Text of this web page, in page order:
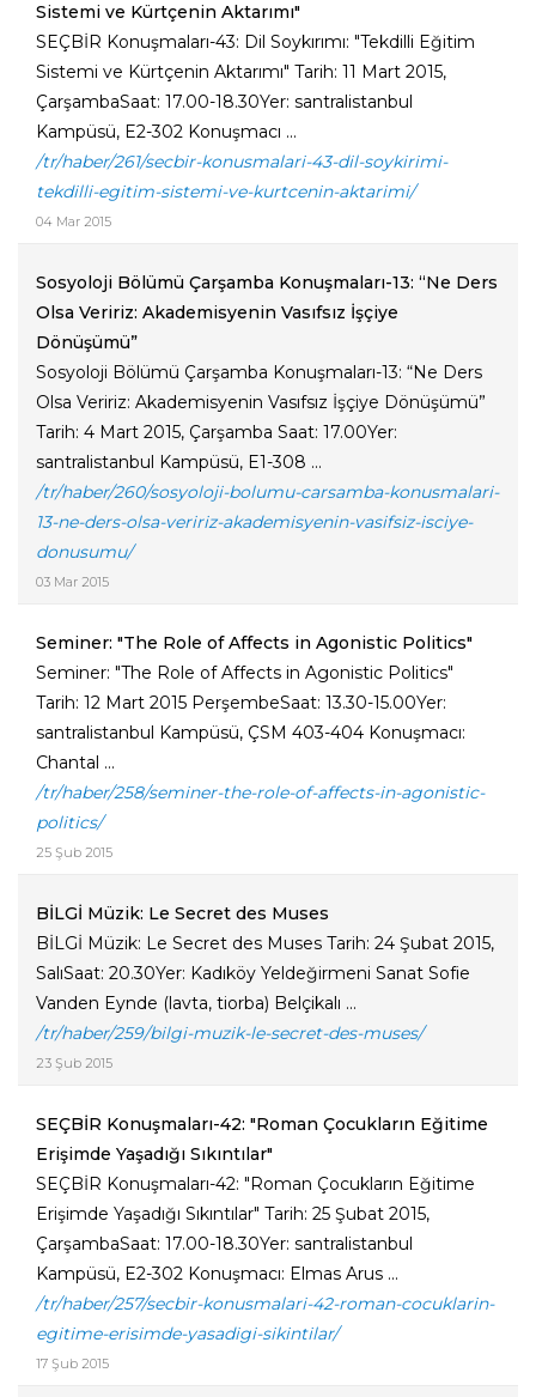
Sistemi ve Kürtçenin Aktarımı"
SEÇBİR Konuşmaları-43: Dil Soykırımı: "Tekdilli Eğitim
Sistemi ve Kürtçenin Aktarımı" Tarih: 11 Mart 2015,
ÇarşambaSaat: 17.00-18.30Yer: santralistanbul
Kampüsü, E2-302 Konuşmacı ...
/tr/haber/261/secbir-konusmalari-43-dil-soykirimi-
tekdilli-egitim-sistemi-ve-kurtcenin-aktarimi/
04 Mar 2015
Sosyoloji Bölümü Çarşamba Konuşmaları-13: “Ne Ders
Olsa Veririz: Akademisyenin Vasıfsız İşçiye
Dönüşümü”
Sosyoloji Bölümü Çarşamba Konuşmaları-13: “Ne Ders
Olsa Veririz: Akademisyenin Vasıfsız İşçiye Dönüşümü”
Tarih: 4 Mart 2015, Çarşamba Saat: 17.00Yer:
santralistanbul Kampüsü, E1-308 ...
/tr/haber/260/sosyoloji-bolumu-carsamba-konusmalari-
13-ne-ders-olsa-veririz-akademisyenin-vasifsiz-isciye-
donusumu/
03 Mar 2015
Seminer: "The Role of Affects in Agonistic Politics"
Seminer: "The Role of Affects in Agonistic Politics"
Tarih: 12 Mart 2015 PerşembeSaat: 13.30-15.00Yer:
santralistanbul Kampüsü, ÇSM 403-404 Konuşmacı:
Chantal ...
/tr/haber/258/seminer-the-role-of-affects-in-agonistic-
politics/
25 Şub 2015
BİLGİ Müzik: Le Secret des Muses
BİLGİ Müzik: Le Secret des Muses Tarih: 24 Şubat 2015,
SalıSaat: 20.30Yer: Kadıköy Yeldeğirmeni Sanat Sofie
Vanden Eynde (lavta, tiorba) Belçikalı ...
/tr/haber/259/bilgi-muzik-le-secret-des-muses/
23 Şub 2015
SEÇBİR Konuşmaları-42: "Roman Çocukların Eğitime
Erişimde Yaşadığı Sıkıntılar"
SEÇBİR Konuşmaları-42: "Roman Çocukların Eğitime
Erişimde Yaşadığı Sıkıntılar" Tarih: 25 Şubat 2015,
ÇarşambaSaat: 17.00-18.30Yer: santralistanbul
Kampüsü, E2-302 Konuşmacı: Elmas Arus ...
/tr/haber/257/secbir-konusmalari-42-roman-cocuklarin-
egitime-erisimde-yasadigi-sikintilar/
17 Şub 2015